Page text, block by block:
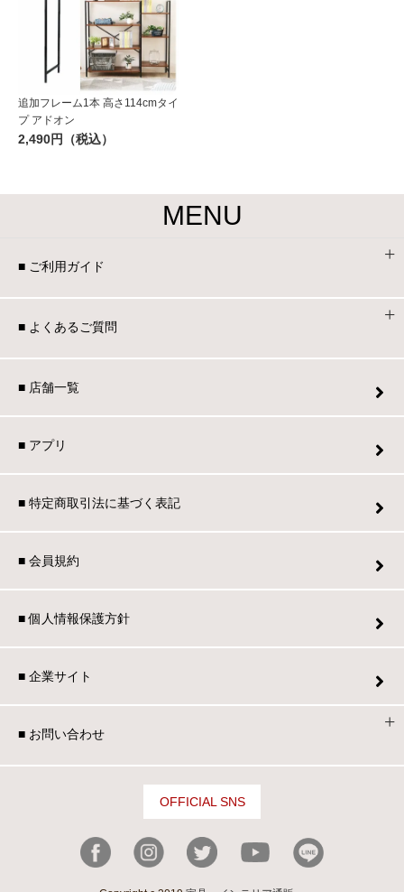
追加フレーム1本 高さ114cmタイ
プ アドオン
2,490円（税込）
MENU
■ ご利用ガイド
■ よくあるご質問
■ 店舗一覧
■ アプリ
■ 特定商取引法に基づく表記
■ 会員規約
■ 個人情報保護方針
■ 企業サイト
■ お問い合わせ
OFFICIAL SNS